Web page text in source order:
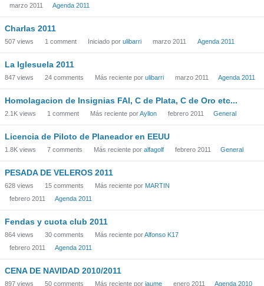
marzo 2011
Agenda 2011
Charlas 2011
507 views 1 comment Iniciado por ulibarri marzo 2011 Agenda 2011
La Iglesuela 2011
847 views 24 comments Más reciente por ulibarri marzo 2011 Agenda 2011
Homolagacion de Insignias FAI, C de Plata, C de Oro etc...
2.1K views 1 comment Más reciente porAyllon febrero 2011 General
Licencia de Piloto de Planeador en EEUU
1.8K views 7 comments Más reciente por alfagolf febrero 2011 General
PESADA DE VELEROS 2011
628 views 15 comments Más reciente por MARTIN
febrero 2011
Agenda 2011
Fendas y cuota club 2011
864 views 30 comments Más reciente porAlfonso K17
febrero 2011
Agenda 2011
CENA DE NAVIDAD 2010/2011
897 views 50 comments Más reciente por jaume enero 2011 Agenda 2010